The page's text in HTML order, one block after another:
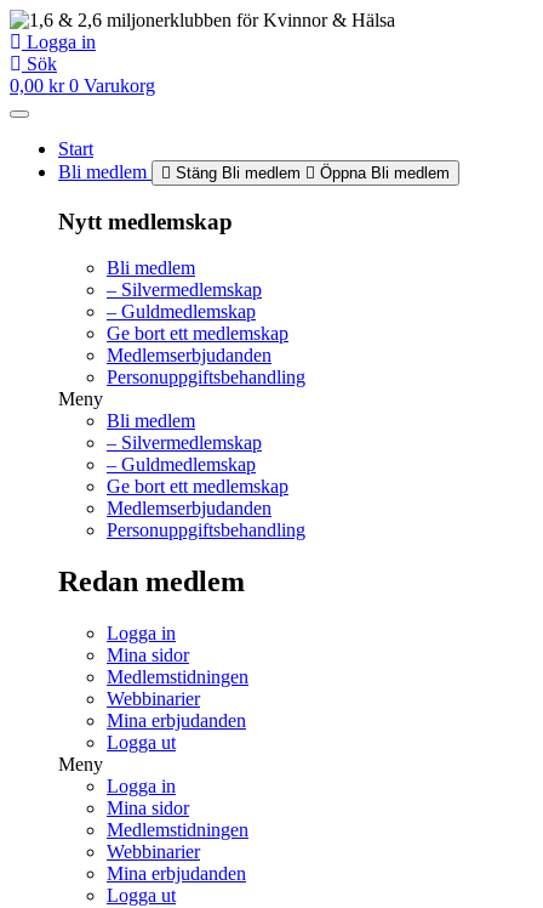
Hoppa
till
innehåll
Logga in
Sök
0,00 kr 0 Varukorg
Start
Bli medlem
Stäng Bli medlem Öppna Bli medlem
Nytt medlemskap
Bli medlem
– Silvermedlemskap
– Guldmedlemskap
Ge bort ett medlemskap
Medlemserbjudanden
Personuppgiftsbehandling
Meny
Bli medlem
– Silvermedlemskap
– Guldmedlemskap
Ge bort ett medlemskap
Medlemserbjudanden
Personuppgiftsbehandling
Redan medlem
Logga in
Mina sidor
Medlemstidningen
Webbinarier
Mina erbjudanden
Logga ut
Meny
Logga in
Mina sidor
Medlemstidningen
Webbinarier
Mina erbjudanden
Logga ut